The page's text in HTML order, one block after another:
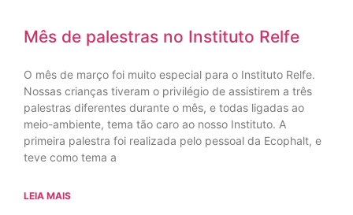
Mês de palestras no Instituto Relfe
O mês de março foi muito especial para o Instituto Relfe.
Nossas crianças tiveram o privilégio de assistirem a três
palestras diferentes durante o mês, e todas ligadas ao
meio-ambiente, tema tão caro ao nosso Instituto. A
primeira palestra foi realizada pelo pessoal da Ecophalt, e
teve como tema a
LEIA MAIS